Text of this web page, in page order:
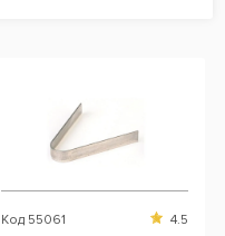
Код 55061 4.5